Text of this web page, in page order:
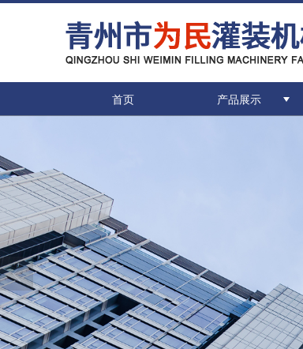
首页 产品展示